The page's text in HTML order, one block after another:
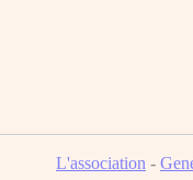
L'association -